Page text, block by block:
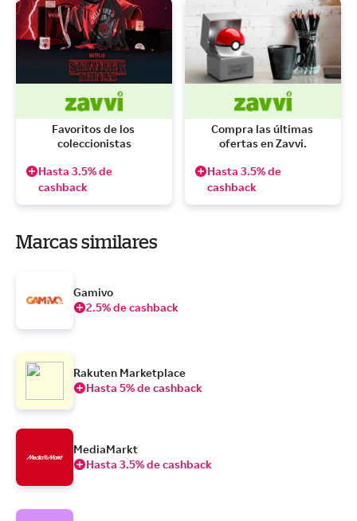
Favoritos de los
coleccionistas
Hasta 3.5% de
cashback
Compra las últimas
ofertas en Zavvi.
Hasta 3.5% de
cashback
Marcas similares
Gamivo
2.5% de cashback
Rakuten Marketplace
Hasta 5% de cashback
MediaMarkt
Hasta 3.5% de cashback